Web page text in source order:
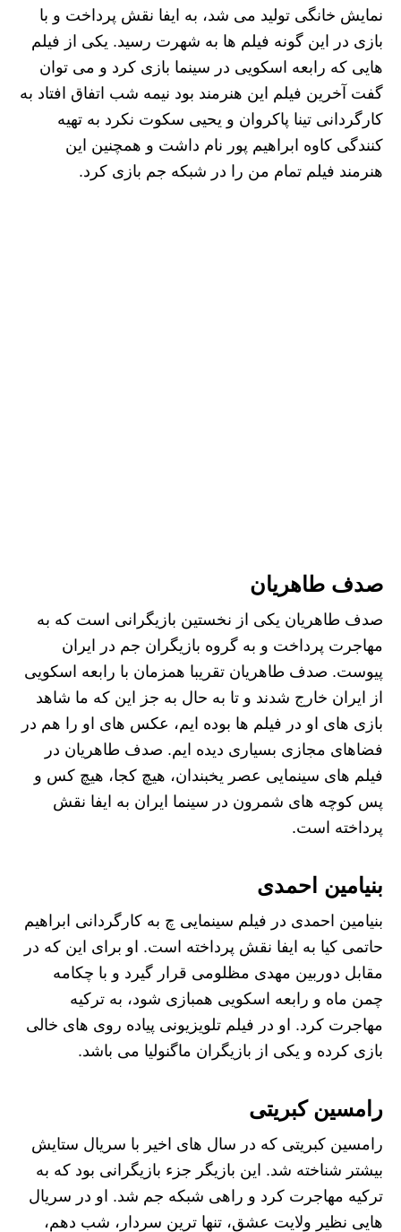
نمایش خانگی تولید می شد، به ایفا نقش پرداخت و با
بازی در این گونه فیلم ها به شهرت رسید. یکی از فیلم
هایی که رابعه اسکویی در سینما بازی کرد و می توان
گفت آخرین فیلم این هنرمند بود نیمه شب اتفاق افتاد به
کارگردانی تینا پاکروان و یحیی سکوت نکرد به تهیه
کنندگی کاوه ابراهیم پور نام داشت و همچنین این
هنرمند فیلم تمام من را در شبکه جم بازی کرد.
صدف طاهریان
صدف طاهریان یکی از نخستین بازیگرانی است که به
مهاجرت پرداخت و به گروه بازیگران جم در ایران
پیوست. صدف طاهریان تقریبا همزمان با رابعه اسکویی
از ایران خارج شدند و تا به حال به جز این که ما شاهد
بازی های او در فیلم ها بوده ایم، عکس های او را هم در
فضاهای مجازی بسیاری دیده ایم. صدف طاهریان در
فیلم های سینمایی عصر یخبندان، هیچ کجا، هیچ کس و
پس کوچه های شمرون در سینما ایران به ایفا نقش
پرداخته است.
بنیامین احمدی
بنیامین احمدی در فیلم سینمایی چ به کارگردانی ابراهیم
حاتمی کیا به ایفا نقش پرداخته است. او برای این که در
مقابل دوربین مهدی مظلومی قرار گیرد و با چکامه
چمن ماه و رابعه اسکویی همبازی شود، به ترکیه
مهاجرت کرد. او در فیلم تلویزیونی پیاده روی های خالی
بازی کرده و یکی از بازیگران ماگنولیا می باشد.
رامسین کبریتی
رامسین کبریتی که در سال های اخیر با سریال ستایش
بیشتر شناخته شد. این بازیگر جزء بازیگرانی بود که به
ترکیه مهاجرت کرد و راهی شبکه جم شد. او در سریال
هایی نظیر ولایت عشق، تنها ترین سردار، شب دهم،